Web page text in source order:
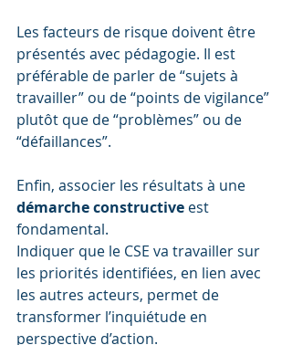
Les facteurs de risque doivent être
présentés avec pédagogie. Il est
préférable de parler de “sujets à
travailler” ou de “points de vigilance”
plutôt que de “problèmes” ou de
“défaillances”.
Enfin, associer les résultats à une
démarche constructive est
fondamental.
Indiquer que le CSE va travailler sur
les priorités identifiées, en lien avec
les autres acteurs, permet de
transformer l’inquiétude en
perspective d’action.